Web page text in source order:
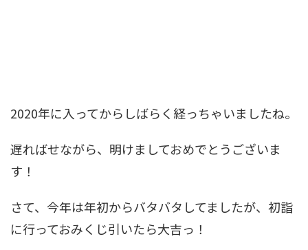
2020年に入ってからしばらく経っちゃいましたね。
遅ればせながら、明けましておめでとうございま
す！
さて、今年は年初からバタバタしてましたが、初詣
に行っておみくじ引いたら大吉っ！